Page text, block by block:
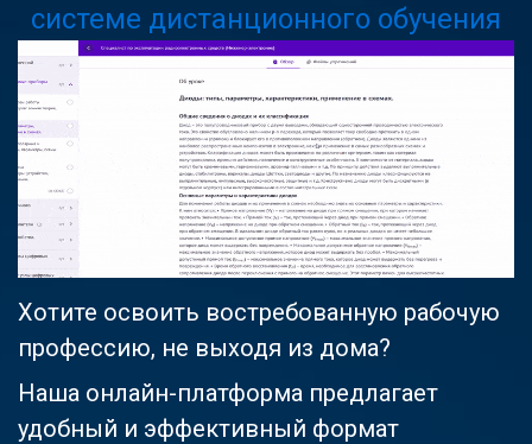
системе дистанционного обучения
Хотите освоить востребованную рабочую
профессию, не выходя из дома?
Наша онлайн-платформа предлагает
удобный и эффективный формат